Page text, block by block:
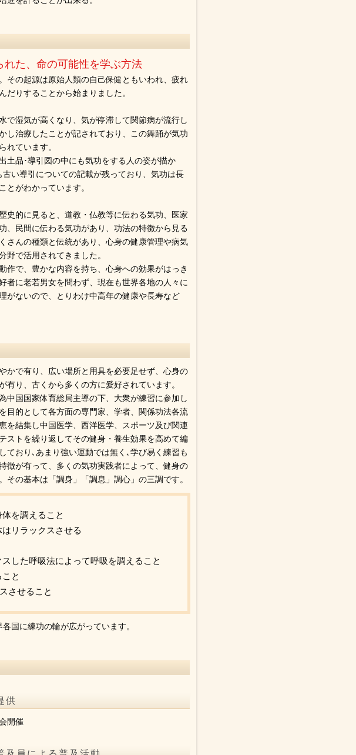
た、命の可能性を学ぶ方法
その起源は原始人類の自己保健ともいわれ、疲れ
だりすることから始まりました。
で湿気が高くなり、気が停滞して関節病が流行し
し治療したことが記されており、この舞踊が気功
れています。
土品･導引図の中にも気功をする人の姿が描か
い導引についての記載が残っており、気功は長
とがわかっています。
史的に見ると、道教・仏教等に伝わる気功、医家
、民間に伝わる気功があり、功法の特徴から見る
さんの種類と伝統があり、心身の健康管理や病気
野で活用されてきました。
作で、豊かな内容を持ち、心身への効果がはっき
者に老若男女を問わず、現在も世界各地の人々に
がないので、とりわけ中高年の健康や長寿など
かで有り、広い場所と用具を必要足せず、心身の
有り、古くから多くの方に愛好されています。
中国国家体育総局主導の下、大衆が練習に参加し
目的として各方面の専門家、学者、関係功法各流
を結集し中国医学、西洋医学、スポーツ及び関連
ストを繰り返してその健身・養生効果を高めて編
ており､あまり強い運動では無く､学び易く練習も
徴が有って、多くの気功実践者によって、健身の
その基本は「調身」「調息」調心」の三調です。
を調えること
リラックスさせる
した呼吸法によって呼吸を調えること
と
させること
国に練功の輪が広がっています。
供
開催